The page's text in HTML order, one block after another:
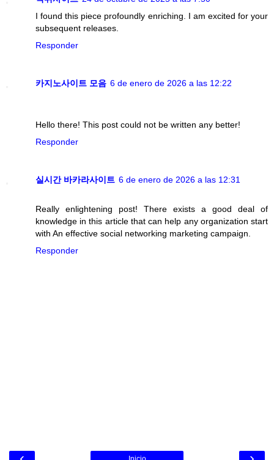
I found this piece profoundly enriching. I am excited for your
subsequent releases.
Responder
카지노사이트 모음 6 de enero de 2026 a las 12:22
Hello there! This post could not be written any better!
Responder
실시간 바카라사이트 6 de enero de 2026 a las 12:31
Really enlightening post! There exists a good deal of
knowledge in this article that can help any organization start
with An effective social networking marketing campaign.
Responder